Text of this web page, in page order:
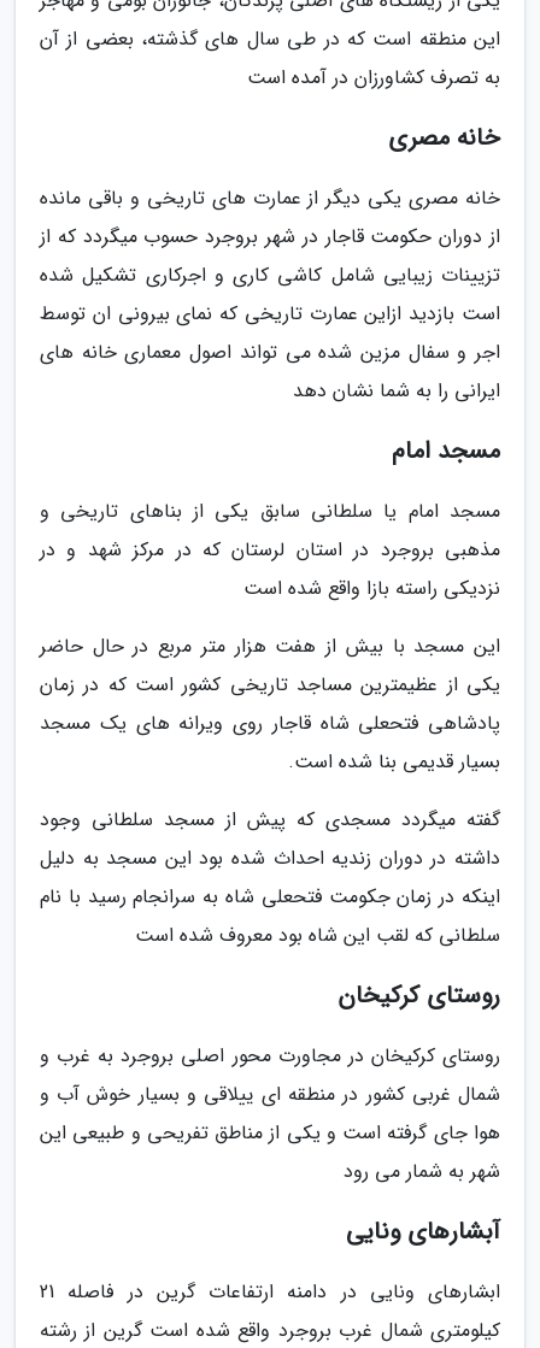
این منطقه است که در طی سال های گذشته، بعضی از آن
به تصرف کشاورزان در آمده است
خانه مصری
خانه مصری یکی دیگر از عمارت های تاریخی و باقی مانده
از دوران حکومت قاجار در شهر بروجرد حسوب میگردد که از
تزیینات زیبایی شامل کاشی کاری و اجرکاری تشکیل شده
است بازدید ازاین عمارت تاریخی که نمای بیرونی ان توسط
اجر و سفال مزین شده می تواند اصول معماری خانه های
ایرانی را به شما نشان دهد
مسجد امام
مسجد امام یا سلطانی سابق یکی از بناهای تاریخی و
مذهبی بروجرد در استان لرستان که در مرکز شهد و در
نزدیکی راسته بازا واقع شده است
این مسجد با بیش از هفت هزار متر مربع در حال حاضر
یکی از عظیمترین مساجد تاریخی کشور است که در زمان
پادشاهی فتحعلی شاه قاجار روی ویرانه های یک مسجد
بسیار قدیمی بنا شده است.
گفته میگردد مسجدی که پیش از مسجد سلطانی وجود
داشته در دوران زندیه احداث شده بود این مسجد به دلیل
اینکه در زمان جکومت فتحعلی شاه به سرانجام رسید با نام
سلطانی که لقب این شاه بود معروف شده است
روستای کرکیخان
روستای کرکیخان در مجاورت محور اصلی بروجرد به غرب و
شمال غربی کشور در منطقه ای ییلاقی و بسیار خوش آب و
هوا جای گرفته است و یکی از مناطق تفریحی و طبیعی این
شهر به شمار می رود
آبشارهای ونایی
ابشارهای ونایی در دامنه ارتفاعات گرین در فاصله 21
کیلومتری شمال غرب بروجرد واقع شده است گرین از رشته